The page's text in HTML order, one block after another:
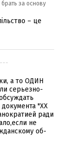
за основу
– це
а то ОДИН
серьезно-
"ХХ
ради
не
об-